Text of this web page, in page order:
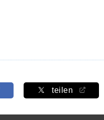
teilen